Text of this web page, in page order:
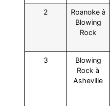
2
Roanoke à
Blowing
Rock
3
Blowing
Rock à
Asheville